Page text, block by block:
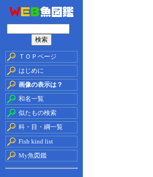
ＴＯＰページ
はじめに
画像の表示は？
和名一覧
似たもの検索
科・目・綱一覧
Fish kind list
My魚図鑑